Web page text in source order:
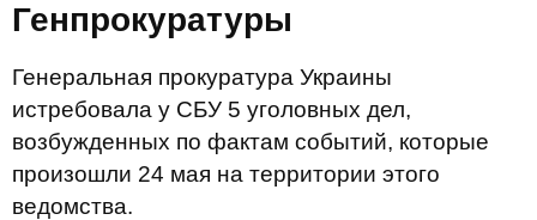
Генпрокуратуры
Генеральная прокуратура Украины
истребовала у СБУ 5 уголовных дел,
возбужденных по фактам событий, которые
произошли 24 мая на территории этого
ведомства.